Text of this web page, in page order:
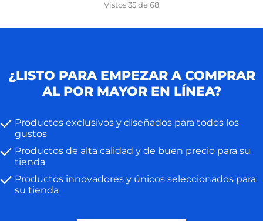
Vistos35de68
¿LISTO PARA EMPEZAR A COMPRAR
AL POR MAYOR EN LÍNEA?
Productos exclusivos y diseñados para todos los
gustos
Productos de alta calidad y de buen precio para su
tienda
Productos innovadores y únicos seleccionados para
su tienda